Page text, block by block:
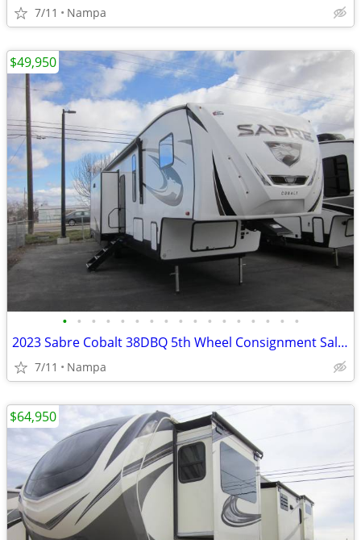
7/11 Nampa
• • • • • • • • • • • • • • • • •
2023 Sabre Cobalt 38DBQ 5th Wheel Consignment Sales of Idaho
7/11 Nampa
$49,950
$64,950